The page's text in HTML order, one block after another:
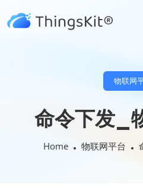
物联网
命令下发_
Home 物联网平台